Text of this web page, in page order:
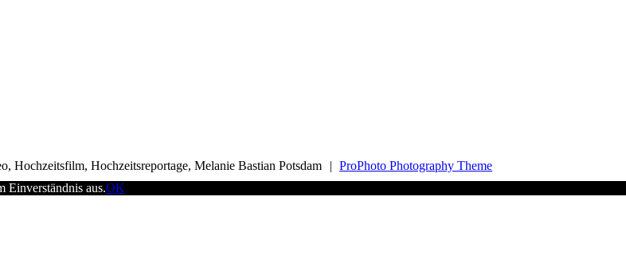
Hochzeitsfilm, Hochzeitsreportage, Melanie Bastian Potsdam
| ProPhoto Photography Theme
Einverständnis aus.OK